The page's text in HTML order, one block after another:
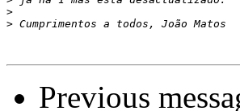
>
>
Previous